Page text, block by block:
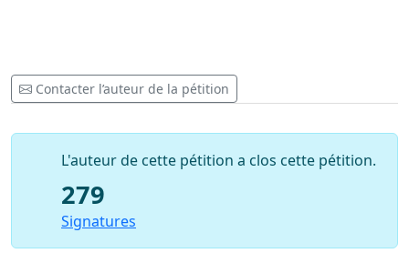
Contacter l’auteur de la pétition
L'auteur de cette pétition a clos cette pétition.
279
Signatures